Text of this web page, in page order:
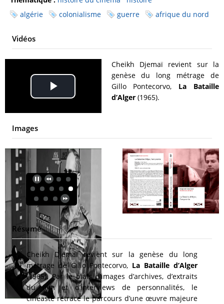
algérie
colonialisme guerre afrique du nord
Vidéos
Play
Video
Cheikh Djemaï revient sur la
genèse du long métrage de
Gillo Pontecorvo, La Bataille
d’Alger (1965).
Images
Résumé
Cheikh Djemaï revient sur la genèse du long
métrage de Gillo Pontecorvo, La Bataille d’Alger
(1965). Par le biais d’images d’archives, d’extraits
du film et d’interviews de personnalités, le
cinéaste retrace le parcours d’une œuvre majeure